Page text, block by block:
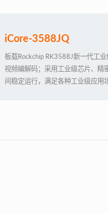
iCore-3588JQ
板载Rockchip RK3588J新一代工
视频编解码；采用工业级芯片、精
间稳定运行，满足各种工业级应用